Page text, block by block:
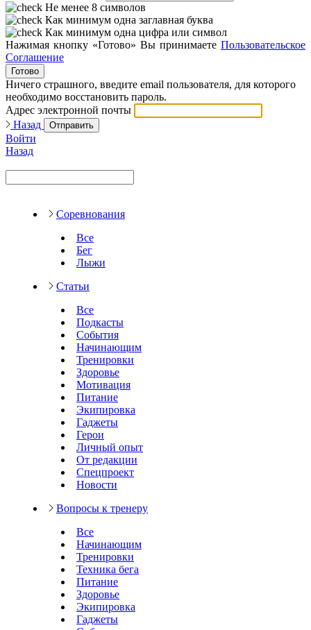
Не менее 8 символов
Как минимум одна заглавная буква
Как минимум одна цифра или символ
Нажимая кнопку «Готово» Вы принимаете Пользовательское
Соглашение
Готово
Ничего страшного, введите email пользователя, для которого
необходимо восстановить пароль.
Адрес электронной почты
Назад
Отправить
Войти
Назад
Соревнования
Все
Бег
Лыжи
Статьи
Все
Подкасты
События
Начинающим
Тренировки
Здоровье
Мотивация
Питание
Экипировка
Гаджеты
Герои
Личный опыт
От редакции
Спецпроект
Новости
Вопросы к тренеру
Все
Начинающим
Тренировки
Техника бега
Питание
Здоровье
Экипировка
Гаджеты